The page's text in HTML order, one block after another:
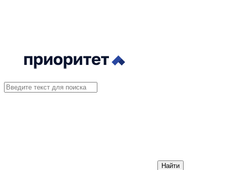
Найти